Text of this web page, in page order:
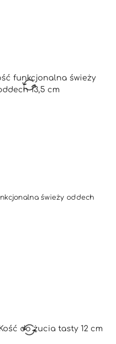
świeży oddech
NIEDOSTĘPNY